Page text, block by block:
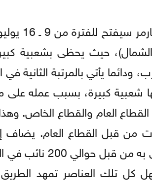
على الرغم
الشمال)، حيث يحظى بشعبية
يأتي بالمرتبة الثانية
كبيرة، بسبب عمله على
العام والقطاع الخاص.
من قبل القطاع العام. يضاف
صورتها واضحة جدا، في
كل تلك العناصر تمهد